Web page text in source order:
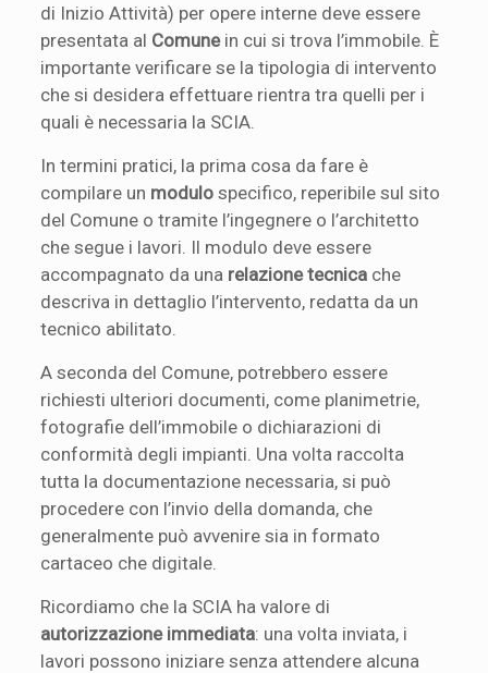
di Inizio Attività) per opere interne deve essere
presentata al Comunein cui si trova l’immobile. È
importante verificare se la tipologia di intervento
che si desidera effettuare rientra tra quelli per i
quali è necessaria la SCIA.
In termini pratici, la prima cosa da fare è
compilare un modulo specifico, reperibile sul sito
del Comune o tramite l’ingegnere o l’architetto
che segue i lavori. Il modulo deve essere
accompagnato da una relazione tecnica che
descriva in dettaglio l’intervento, redatta da un
tecnico abilitato.
A seconda del Comune, potrebbero essere
richiesti ulteriori documenti, come planimetrie,
fotografie dell’immobile o dichiarazioni di
conformità degli impianti. Una volta raccolta
tutta la documentazione necessaria, si può
procedere con l’invio della domanda, che
generalmente può avvenire sia in formato
cartaceo che digitale.
Ricordiamo che la SCIA ha valore di
autorizzazione immediata: una volta inviata, i
lavori possono iniziare senza attendere alcuna